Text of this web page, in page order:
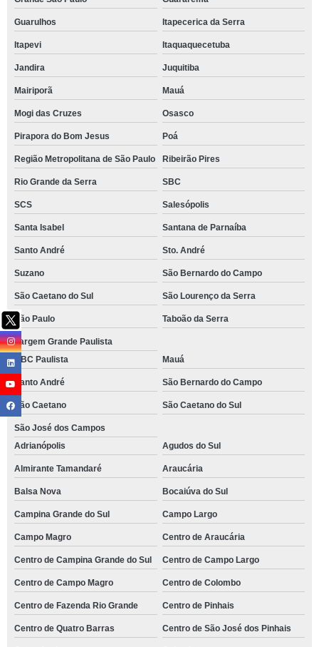
Guarulhos Itapecerica da Serra
Itapevi Itaquaquecetuba
Jandira Juquitiba
Mairiporã Mauá
Mogi das Cruzes Osasco
Pirapora do Bom Jesus Poá
Região Metropolitana de São Paulo Ribeirão Pires
Rio Grande da Serra SBC
SCS Salesópolis
Santa Isabel Santana de Parnaíba
Santo André Sto. André
Suzano São Bernardo do Campo
São Caetano do Sul São Lourenço da Serra
São Paulo Taboão da Serra
Vargem Grande Paulista
ABC Paulista
Mauá
Santo André São Bernardo do Campo
São Caetano São Caetano do Sul
São José dos Campos
Adrianópolis
Agudos do Sul
Almirante Tamandaré Araucária
Balsa Nova Bocaiúva do Sul
Campina Grande do Sul Campo Largo
Campo Magro Centro de Araucária
Centro de Campina Grande do Sul Centro de Campo Largo
Centro de Campo Magro Centro de Colombo
Centro de Fazenda Rio Grande Centro de Pinhais
Centro de Quatro Barras Centro de São José dos Pinhais